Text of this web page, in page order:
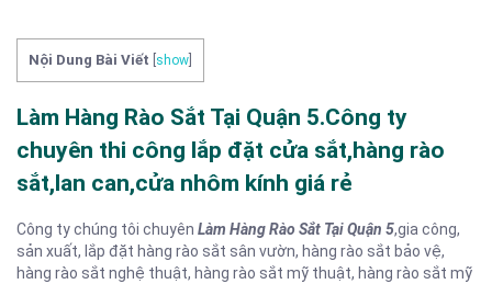
Nội Dung Bài Viết show
Làm Hàng Rào Sắt Tại Quận 5.Công ty
chuyên thi công lắp đặt cửa sắt,hàng rào
sắt,lan can,cửa nhôm kính giá rẻ
Công ty chúng tôi chuyên Làm Hàng Rào Sắt Tại Quận 5,gia công,
sản xuất, lắp đặt hàng rào sắt sân vườn, hàng rào sắt bảo vệ,
hàng rào sắt nghệ thuật, hàng rào sắt mỹ thuật, hàng rào sắt mỹ